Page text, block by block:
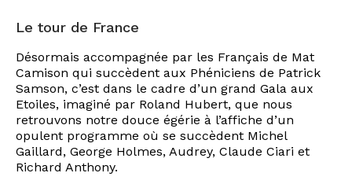
Le tour de France
Désormais accompagnée par les Français de Mat
Camison qui succèdent aux Phéniciens de Patrick
Samson, c’est dans le cadre d’un grand Gala aux
Etoiles, imaginé par Roland Hubert, que nous
retrouvons notre douce égérie à l’affiche d’un
opulent programme où se succèdent Michel
Gaillard, George Holmes, Audrey, Claude Ciari et
Richard Anthony.